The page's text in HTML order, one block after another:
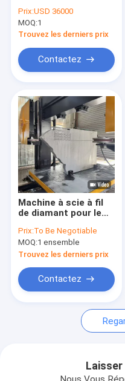
Diamond Wire Cutting
Diamond Segments
Type de petite machine
Machine de polissage
le marbre de granit
avec
3500x3500x1800mm
traitement et moteur
principal de 15 kW
Prix:USD 36000
MOQ:1
Trouvez les derniers prix
Contactez
Machine à scie à fil
de diamant pour le
céramique
mousseuse et de la
pierre naturelle
Prix:To Be Negotiable
MOQ:1 ensemble
Trouvez les derniers prix
Contactez
Laisser